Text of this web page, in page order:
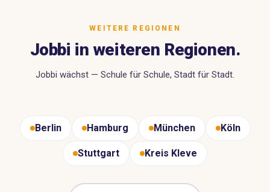
WEITERE REGIONEN
Jobbi in weiteren Regionen.
Jobbi wächst — Schule für Schule, Stadt für Stadt.
Berlin Hamburg München Köln
Stuttgart Kreis Kleve